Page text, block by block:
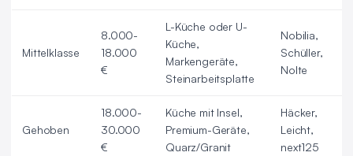
Mittelklasse
8.000-
18.000
€
L-Küche oder U-
Küche,
Markengeräte,
Steinarbeitsplatte
Nobilia,
Schüller,
Nolte
Gehoben
18.000-
30.000
€
Küche mit Insel,
Premium-Geräte,
Quarz/Granit
Häcker,
Leicht,
next125